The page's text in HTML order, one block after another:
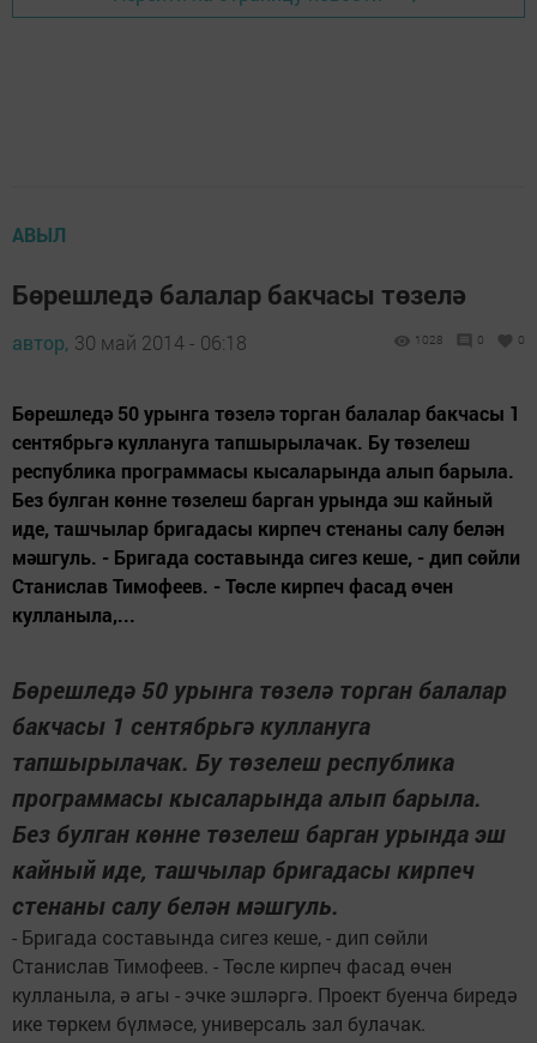
АВЫЛ
Бөрешледә балалар бакчасы төзелә
автор, 30 май 2014 - 06:18 1028 0 0
Бөрешледә 50 урынга төзелә торган балалар бакчасы 1
сентябрьгә куллануга тапшырылачак. Бу төзелеш
республика программасы кысаларында алып барыла.
Без булган көнне төзелеш барган урында эш кайный
иде, ташчылар бригадасы кирпеч стенаны салу белән
мәшгуль. - Бригада составында сигез кеше, - дип сөйли
Станислав Тимофеев. - Төсле кирпеч фасад өчен
кулланыла,...
Бөрешледә 50 урынга төзелә торган балалар
бакчасы 1 сентябрьгә куллануга
тапшырылачак. Бу төзелеш республика
программасы кысаларында алып барыла.
Без булган көнне төзелеш барган урында эш
кайный иде, ташчылар бригадасы кирпеч
стенаны салу белән мәшгуль.
- Бригада составында сигез кеше, - дип сөйли
Станислав Тимофеев. - Төсле кирпеч фасад өчен
кулланыла, ә агы - эчке эшләргә. Проект буенча биредә
ике төркем бүлмәсе, универсаль зал булачак.